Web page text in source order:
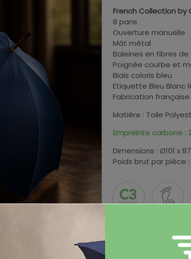
French Collection by
8 pans
Ouverture manuelle
Mât métal
Baleines en fibres
Poignée courbe et
Biais coloris bleu
Etiquette Bleu Blanc
Fabrication française
Matière : Toile
Empreinte carbone :
Dimensions : Ø101 x
Poids brut par pièce
Coloris et stocks